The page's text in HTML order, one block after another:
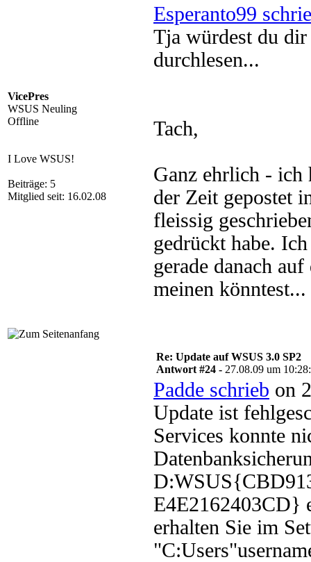
VicePres
WSUS Neuling
Offline
I Love WSUS!
Beiträge: 5
Mitglied seit: 16.02.08
Esperanto99
Tja würdest du dir
durchlesen...
Tach,
Ganz ehrlich - ich
der Zeit gepostet
fleissig
gedrückt habe.
gerade danach
meinen könntest...
Re: Update auf WSUS 3.0 SP2
Antwort #24 - 27.08.09 um
Padde schrieb on
Update ist
Services konnte
E4E2162403CD}
erhalten Sie im